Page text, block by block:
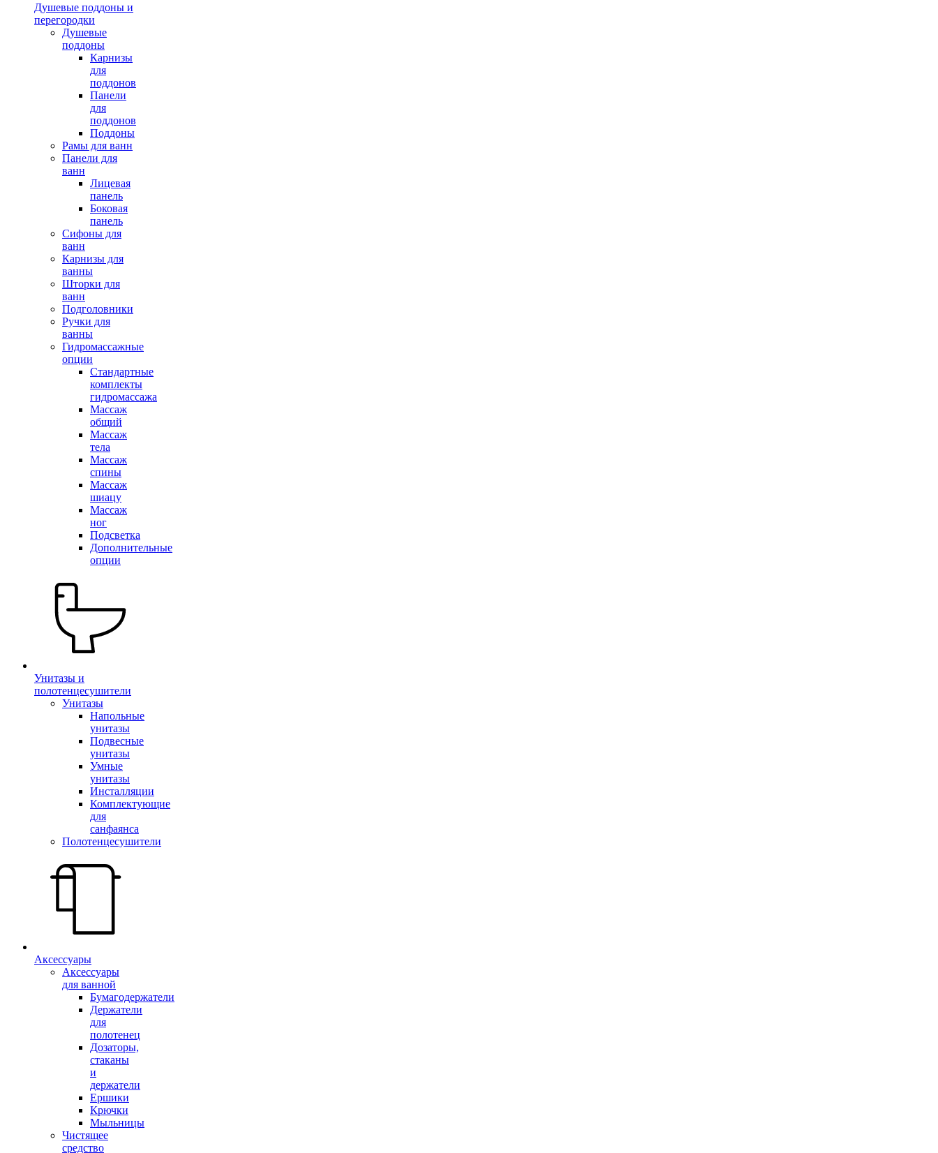
Душевые поддоны и
перегородки
Душевые
поддоны
Карнизы
для
поддонов
Панели
для
поддонов
Поддоны
Рамы для ванн
Панели для
ванн
Лицевая
панель
Боковая
панель
Сифоны для
ванн
Карнизы для
ванны
Шторки для
ванн
Подголовники
Ручки для
ванны
Гидромассажные
опции
Стандартные
комплекты
гидромассажа
Массаж
общий
Массаж
тела
Массаж
спины
Массаж
шиацу
Массаж
ног
Подсветка
Дополнительные
опции
Унитазы и
полотенцесушители
Унитазы
Напольные
унитазы
Подвесные
унитазы
Умные
унитазы
Инсталляции
Комплектующие
для
санфаянса
Полотенцесушители
Аксессуары
Аксессуары
для ванной
Бумагодержатели
Держатели
для
полотенец
Дозаторы,
стаканы
и
держатели
Ершики
Крючки
Мыльницы
Чистящее
средство